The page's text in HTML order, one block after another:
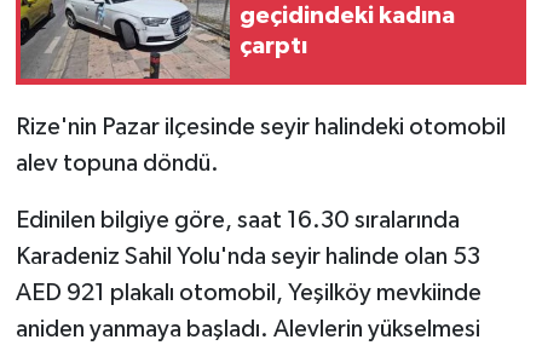
geçidindeki kadına
çarptı
Rize'nin Pazar ilçesinde seyir halindeki otomobil
alev topuna döndü.
Edinilen bilgiye göre, saat 16.30 sıralarında
Karadeniz Sahil Yolu'nda seyir halinde olan 53
AED 921 plakalı otomobil, Yeşilköy mevkiinde
aniden yanmaya başladı. Alevlerin yükselmesi